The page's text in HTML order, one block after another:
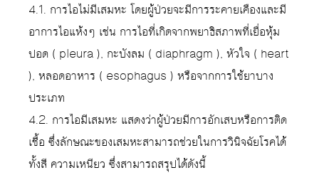
4.1. การไอไม่มีเสมหะ โดยผู้ป่วยจะมีการระคายเคืองและมี
อาการไอแห้งๆ เช่น การไอที่เกิดจากพยาธิสภาพที่เยื่อหุ้ม
ปอด ( pleura ), กะบังลม ( diaphragm ), หัวใจ ( heart
), หลอดอาหาร ( esophagus ) หรือจากการใช้ยาบาง
ประเภท
4.2. การไอมีเสมหะ แสดงว่าผู้ป่วยมีการอักเสบหรือการติด
เชื้อ ซึ่งลักษณะของเสมหะสามารถช่วยในการวินิจฉัยโรคได้
ทั้งสี ความเหนียว ซึ่งสามารถสรุปได้ดังนี้